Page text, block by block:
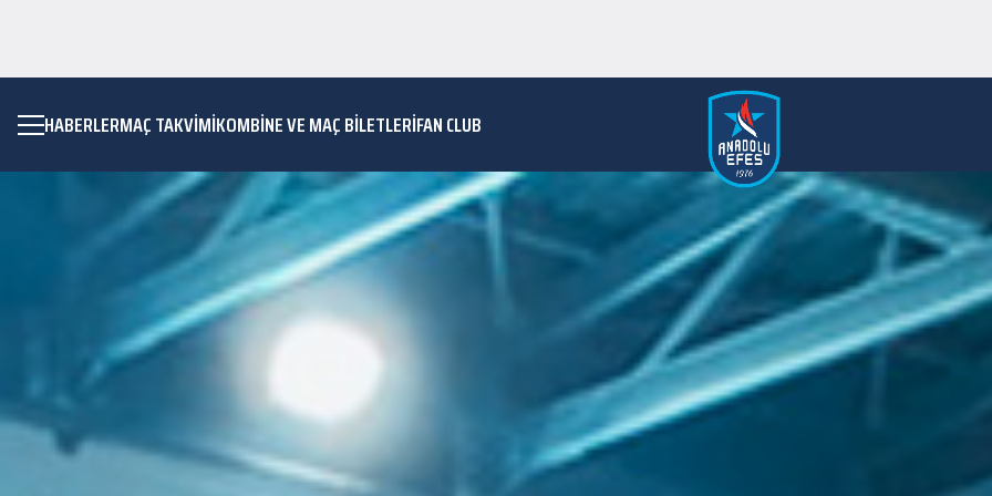
HABERLERMAÇ TAKVIMIKOMBİNE VE MAÇ BİLETLERİFAN CLUB